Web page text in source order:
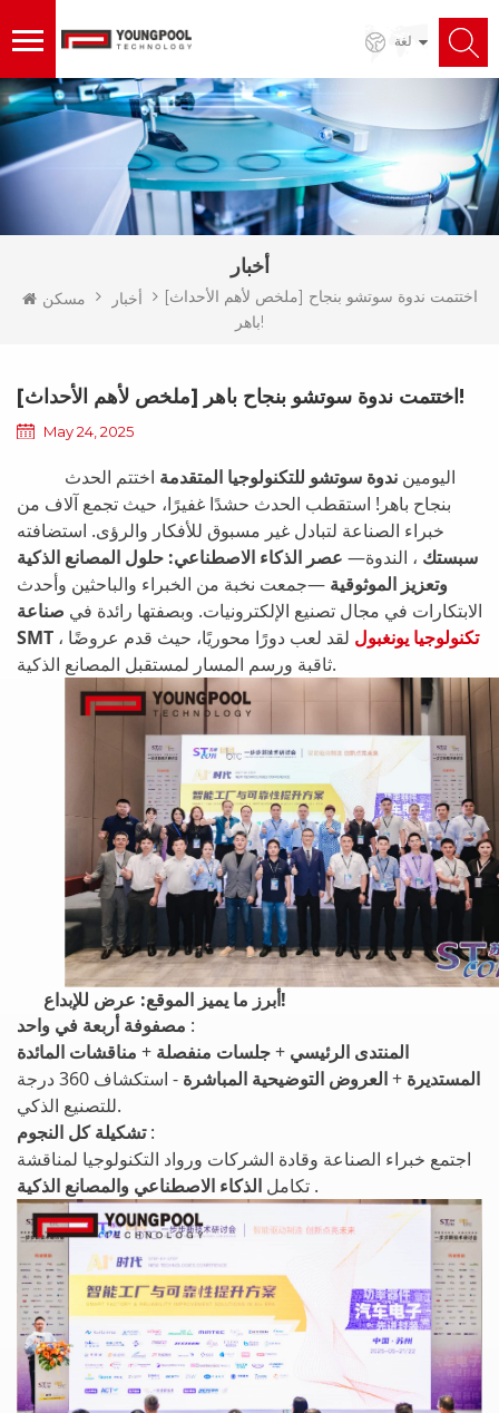
لغة
أخبار
مسكن أخبار
[ملخص لأهم الأحداث] اختتمت ندوة سوتشو بنجاح
باهر!
[ملخص لأهم الأحداث] اختتمت ندوة سوتشو بنجاح باهر!
May 24, 2025
اليومينندوة سوتشو للتكنولوجيا المتقدمة اختتم الحدث
بنجاح باهر! استقطب الحدث حشدًا غفيرًا، حيث تجمع آلاف من
خبراء الصناعة لتبادل غير مسبوق للأفكار والرؤى. استضافته
سبستك ، الندوة— عصر الذكاء الاصطناعي: حلول المصانع الذكية
وتعزيز الموثوقية —جمعت نخبة من الخبراء والباحثين وأحدث
الابتكارات في مجال تصنيع الإلكترونيات. وبصفتها رائدة في صناعة
SMT ، تكنولوجيا يونغبول لقد لعب دورًا محوريًا، حيث قدم عروضًا
ثاقبة ورسم المسار لمستقبل المصانع الذكية.
أبرز ما يميز الموقع: عرض للإبداع!
:
المنتدى الرئيسي +جلسات منفصلة + مناقشات المائدة
المستديرة +العروض التوضيحية المباشرة
- استكشاف 360 درجة
للتصنيع الذكي.
تشكيلة كل النجوم:
اجتمع خبراء الصناعة وقادة الشركات ورواد التكنولوجيا لمناقشة
تكامل .